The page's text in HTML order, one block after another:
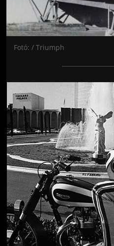
Fotó: / Triumph
Jön